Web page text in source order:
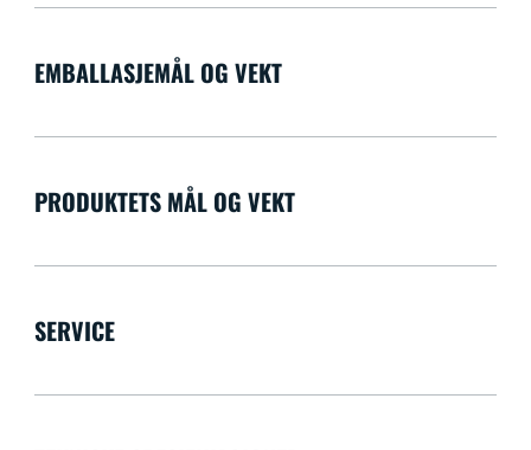
EMBALLASJEMÅL OG VEKT
PRODUKTETS MÅL OG VEKT
SERVICE